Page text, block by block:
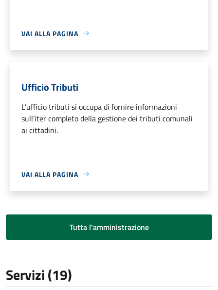
VAI ALLA PAGINA
Ufficio Tributi
L’ufficio tributi si occupa di fornire informazioni
sull’iter completo della gestione dei tributi comunali
ai cittadini.
VAI ALLA PAGINA
Tutta l'amministrazione
Servizi (19)